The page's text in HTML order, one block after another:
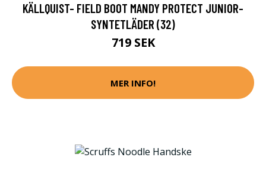
KÄLLQUIST- FIELD BOOT MANDY PROTECT JUNIOR-
SYNTETLÄDER (32)
719 SEK
MER INFO!